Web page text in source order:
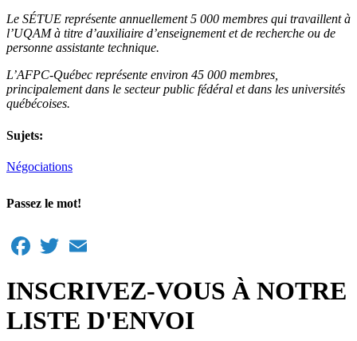
Le SÉTUE représente annuellement 5 000 membres qui travaillent à
l’UQAM à titre d’auxiliaire d’enseignement et de recherche ou de
personne assistante technique.
L’AFPC-Québec représente environ 45 000 membres,
principalement dans le secteur public fédéral et dans les universités
québécoises.
Sujets:
Négociations
Passez le mot!
Facebook
Twitter
INSCRIVEZ-VOUS À NOTRE
LISTE D'ENVOI